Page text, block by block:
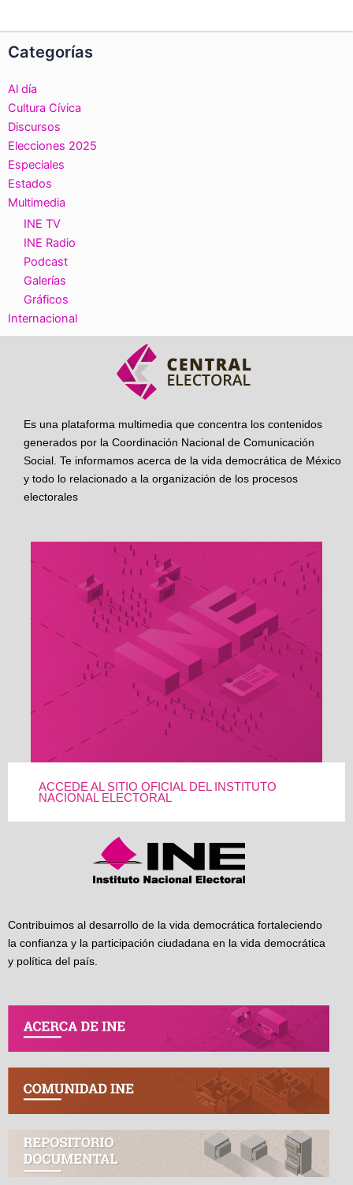
Categorías
Al día
Cultura Cívica
Discursos
Elecciones 2025
Especiales
Estados
Multimedia
INE TV
INE Radio
Podcast
Galerías
Gráficos
Internacional
Es una plataforma multimedia que concentra los contenidos
generados por la Coordinación Nacional de Comunicación
Social. Te informamos acerca de la vida democrática de México
y todo lo relacionado a la organización de los procesos
electorales
ACCEDE AL SITIO OFICIAL DEL INSTITUTO
NACIONAL ELECTORAL
Contribuimos al desarrollo de la vida democrática fortaleciendo
la confianza y la participación ciudadana en la vida democrática
y política del país.